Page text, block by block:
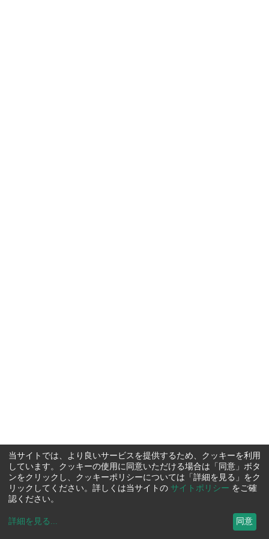
当サイトでは、より良いサービスを提供するため、クッキーを利用
しています。クッキーの使用に同意いただける場合は「同意」ボタ
ンをクリックし、クッキーポリシーについては「詳細を見る」をク
リックしてください。詳しくは当サイトの サイトポリシー をご確
認ください。
詳細を見る ... 同意